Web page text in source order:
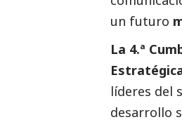
un futuro
La 4.ª
líderes del
desarrollo